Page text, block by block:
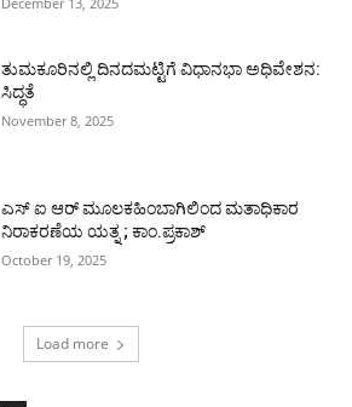
ತುಮಕೂರಿನಲ್ಲಿ ದಿನದಮಟ್ಟಿಗೆ ವಿಧಾನಭಾ ಅಧಿವೇಶನ:
ಸಿದ್ಧತೆ
November 8, 2025
ಎಸ್ ಐ ಆರ್ ಮೂಲಕಹಿಂಬಾಗಿಲಿಂದ ಮತಾಧಿಕಾರ
ನಿರಾಕರಣೆಯ ಯತ್ನ ; ಕಾಂ.ಪ್ರಕಾಶ್
October 19, 2025
Load more